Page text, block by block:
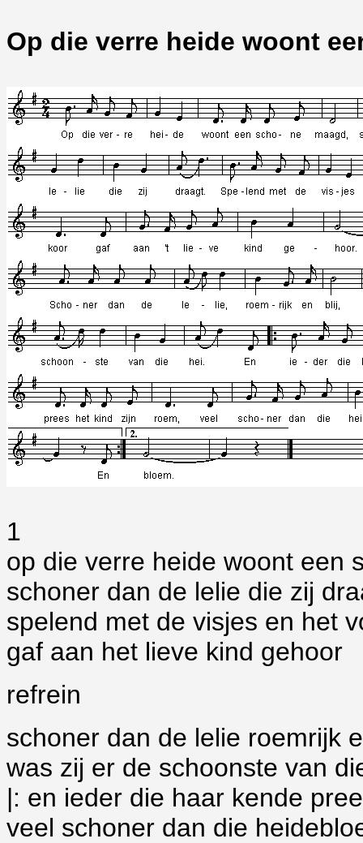
Op die verre heide woont
1
op die verre heide woont een
schoner dan de lelie die zij
spelend met de visjes en het
gaf aan het lieve kind gehoor
refrein
schoner dan de lelie roemrijk
was zij er de schoonste van
|: en ieder die haar kende
veel schoner dan die